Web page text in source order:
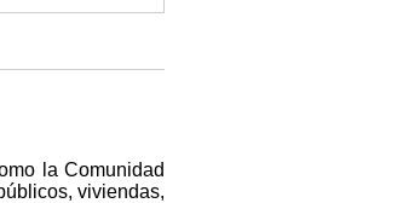
la Comunidad
viviendas,